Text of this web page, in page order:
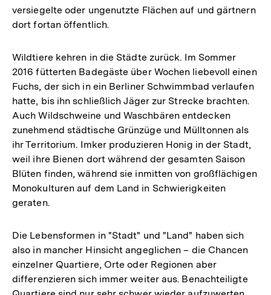
versiegelte oder ungenutzte Flächen auf und gärtnern
dort fortan öffentlich.
Wildtiere kehren in die Städte zurück. Im Sommer
2016 fütterten Badegäste über Wochen liebevoll einen
Fuchs, der sich in ein Berliner Schwimmbad verlaufen
hatte, bis ihn schließlich Jäger zur Strecke brachten.
Auch Wildschweine und Waschbären entdecken
zunehmend städtische Grünzüge und Mülltonnen als
ihr Territorium. Imker produzieren Honig in der Stadt,
weil ihre Bienen dort während der gesamten Saison
Blüten finden, während sie inmitten von großflächigen
Monokulturen auf dem Land in Schwierigkeiten
geraten.
Die Lebensformen in "Stadt" und "Land" haben sich
also in mancher Hinsicht angeglichen – die Chancen
einzelner Quartiere, Orte oder Regionen aber
differenzieren sich immer weiter aus. Benachteiligte